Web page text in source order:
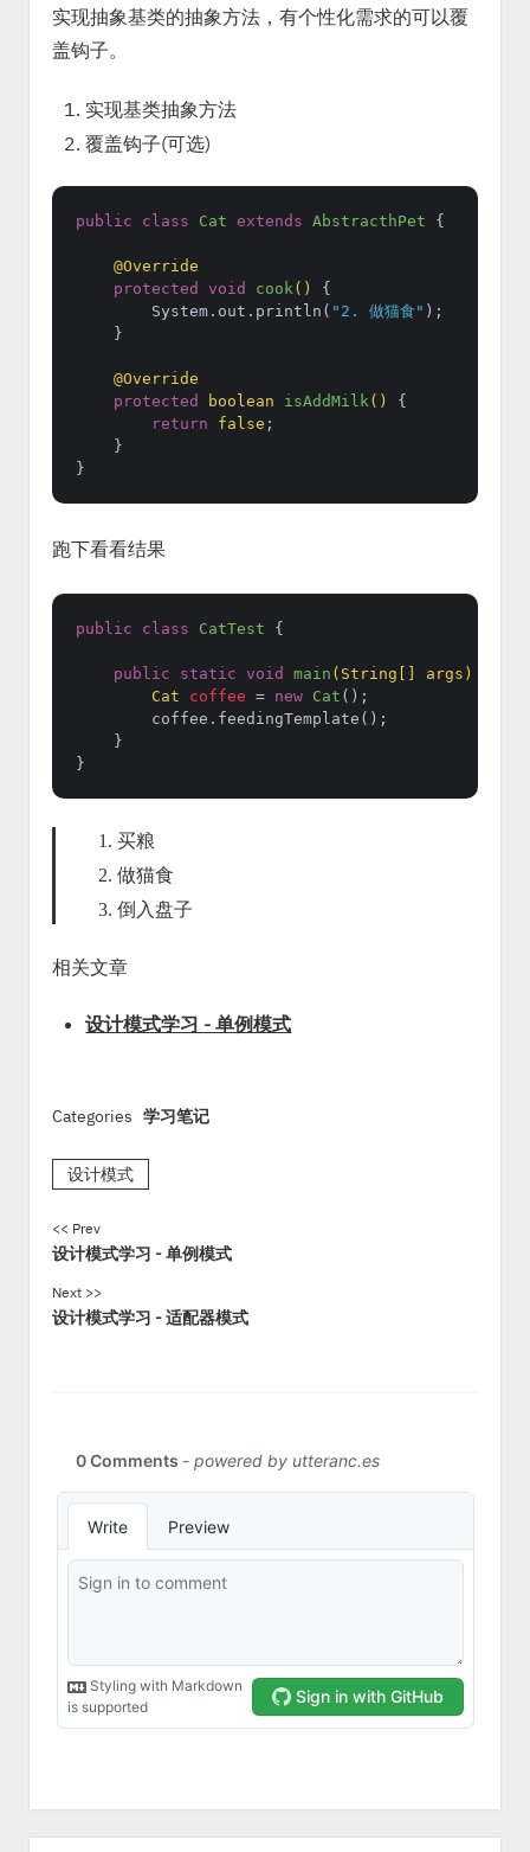
实现抽象基类的抽象方法，有个性化需求的可以覆
盖钩子。
实现基类抽象方法
覆盖钩子(可选)
public class Cat extends AbstracthPet {
@Override
protected
void cook()
{
        System.out.println(
"2. 做猫食" );
    }
@Override
protected
boolean isAddMilk()
{
return
false ;
    }
跑下看看结果
public class CatTest {
public static void main (String[] args)
Cat
coffee = new Cat ();
        coffee.feedingTemplate();
    }
买粮
做猫食
倒入盘子
相关文章
设计模式学习 - 单例模式
Categories 学习笔记
设计模式
<< Prev
设计模式学习 - 单例模式
Next >>
设计模式学习 - 适配器模式